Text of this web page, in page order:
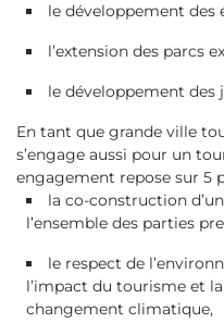
le développement des
l’extension des parcs
le développement des
En tant que grande ville
s’engage aussi pour un
engagement repose sur 5
la co-construction
l’ensemble des parties
le respect de
l’impact du tourisme et
changement climatique,